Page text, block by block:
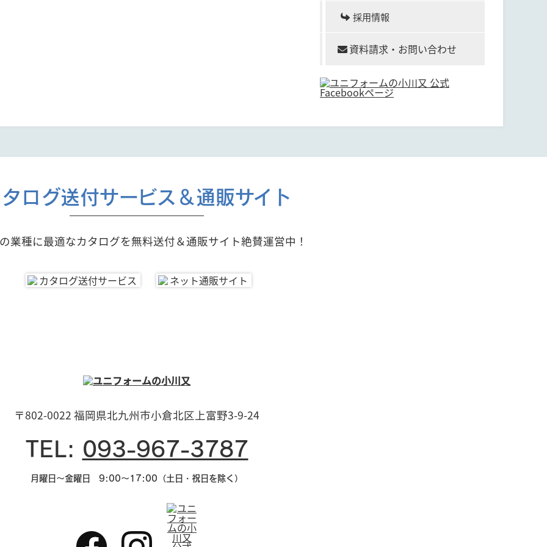
採用情報
資料請求・お問い合わせ
ログ送付サービス＆通販サイト
業種に最適なカタログを無料送付＆通販サイト絶賛運営中！
〒802-0022 福岡県北九州市小倉北区上富野3-9-24
TEL: 093-967-3787
月曜日～金曜日 9:00～17:00（土日・祝日を除く）